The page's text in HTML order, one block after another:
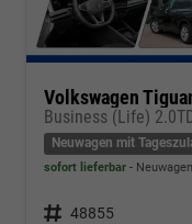
Volkswagen
Business (Life)
Neuwagen mit
sofort lieferbar
Fahrzeugnr. 48855